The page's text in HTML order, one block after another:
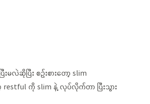
လဲဆိုပြီး စဉ်းစားတော့ slim
restful ကို slim နဲ့ လုပ်လိုက်တာ ပြီးသွား